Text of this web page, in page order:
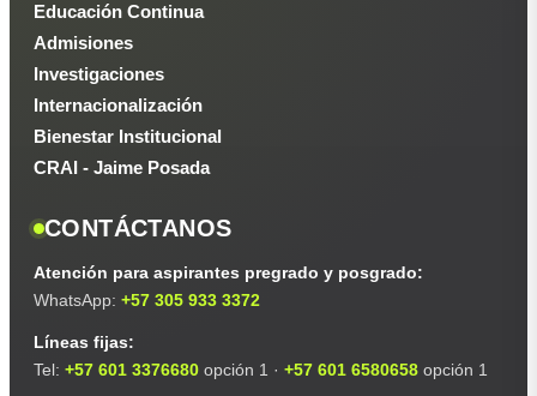
Educación Continua
Admisiones
Investigaciones
Internacionalización
Bienestar Institucional
CRAI - Jaime Posada
CONTÁCTANOS
Atención para aspirantes pregrado y posgrado:
WhatsApp: +57 305 933 3372
Líneas fijas:
Tel: +57 601 3376680 opción 1 · +57 601 6580658 opción 1